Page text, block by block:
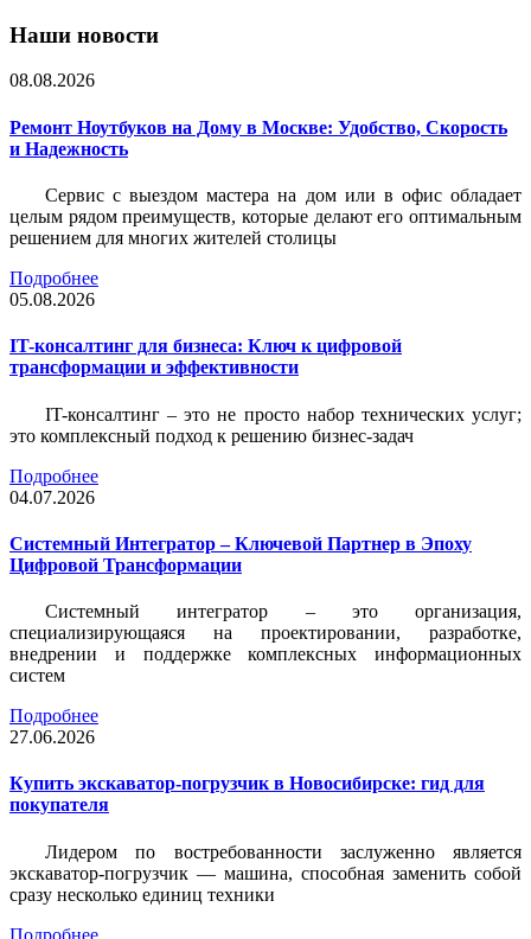
Наши новости
08.08.2026
Ремонт Ноутбуков на Дому в Москве: Удобство, Скорость
и Надежность
Сервис с выездом мастера на дом или в офис обладает
целым рядом преимуществ, которые делают его оптимальным
решением для многих жителей столицы
Подробнее
05.08.2026
IT-консалтинг для бизнеса: Ключ к цифровой
трансформации и эффективности
IT-консалтинг – это не просто набор технических услуг;
это комплексный подход к решению бизнес-задач
Подробнее
04.07.2026
Системный Интегратор – Ключевой Партнер в Эпоху
Цифровой Трансформации
Системный интегратор – это организация,
специализирующаяся на проектировании, разработке,
внедрении и поддержке комплексных информационных
систем
Подробнее
27.06.2026
Купить экскаватор-погрузчик в Новосибирске: гид для
покупателя
Лидером по востребованности заслуженно является
экскаватор-погрузчик — машина, способная заменить собой
сразу несколько единиц техники
Подробнее